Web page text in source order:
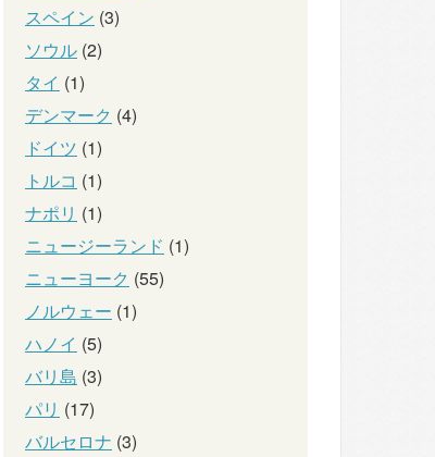
スペイン (3)
ソウル (2)
タイ (1)
デンマーク (4)
ドイツ (1)
トルコ (1)
ナポリ (1)
ニュージーランド (1)
ニューヨーク (55)
ノルウェー (1)
ハノイ (5)
バリ島 (3)
パリ (17)
バルセロナ (3)